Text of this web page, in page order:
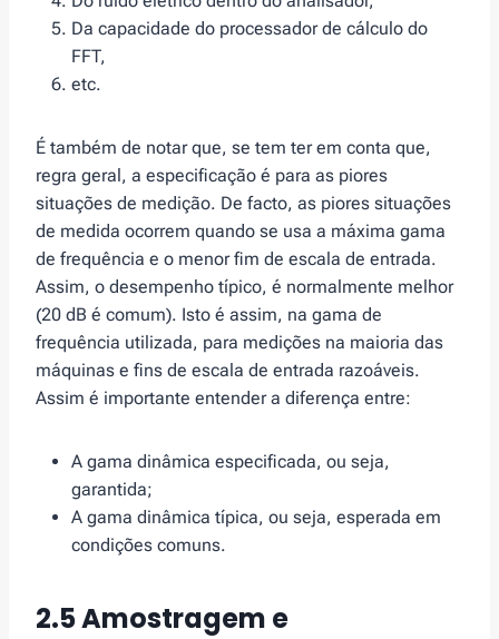
Da capacidade do processador de cálculo do
FFT,
etc.
É também de notar que, se tem ter em conta que,
regra geral, a especificação é para as piores
situações de medição. De facto, as piores situações
de medida ocorrem quando se usa a máxima gama
de frequência e o menor fim de escala de entrada.
Assim, o desempenho típico, é normalmente melhor
(20 dB é comum). Isto é assim, na gama de
frequência utilizada, para medições na maioria das
máquinas e fins de escala de entrada razoáveis.
Assim é importante entender a diferença entre:
A gama dinâmica especificada, ou seja,
garantida;
A gama dinâmica típica, ou seja, esperada em
condições comuns.
2.5 Amostragem e